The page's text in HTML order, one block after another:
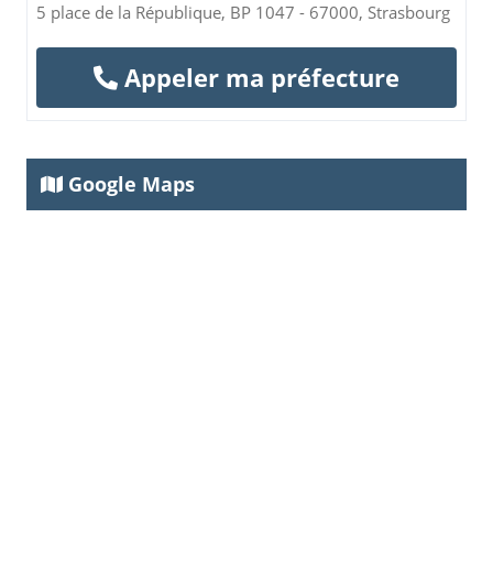
5 place de la République, BP 1047 - 67000, Strasbourg
Appeler ma préfecture
Google Maps